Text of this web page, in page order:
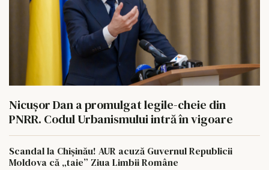
Nicușor Dan a promulgat legile-cheie din
PNRR. Codul Urbanismului intră în vigoare
Scandal la Chișinău! AUR acuză Guvernul Republicii
Moldova că „taie” Ziua Limbii Române